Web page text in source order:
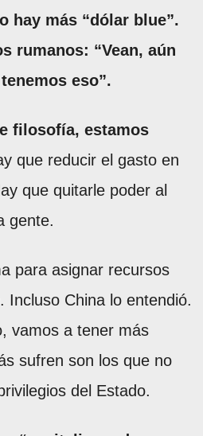
hay más “dólar blue”.
rumanos: “Vean, aún
eso”.
filosofía, estamos
que reducir el gasto en
que quitarle poder al
gente.
para asignar recursos
Incluso China lo entendió.
vamos a tener más
sufren son los que no
del Estado.